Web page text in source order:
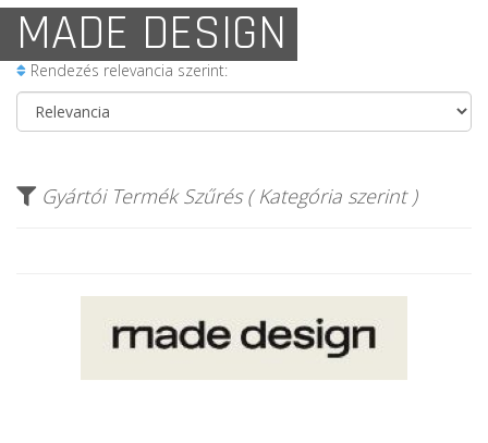
MADE DESIGN
Rendezés relevancia szerint:
Gyártói Termék Szűrés ( Kategória szerint )